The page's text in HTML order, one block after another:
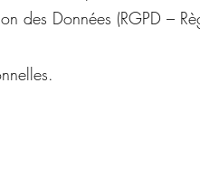
des Données (RGPD –